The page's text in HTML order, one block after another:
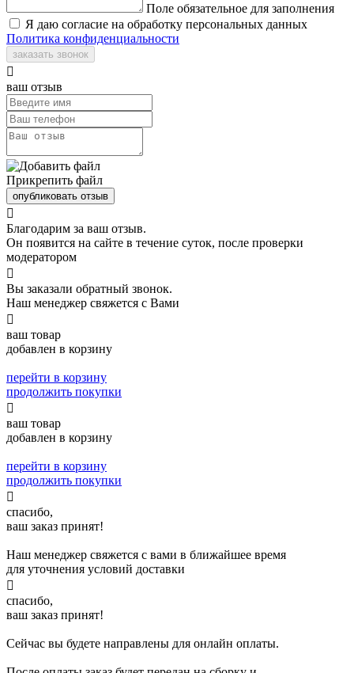
Поле обязательное для заполнения
Я даю согласие на обработку персональных данных
Политика конфиденциальности
заказать звонок

ваш отзыв
Прикрепить файл
опубликовать отзыв

Благодарим за ваш отзыв.
Он появится на сайте в течение суток, после проверки
модератором

Вы заказали обратный звонок.
Наш менеджер свяжется с Вами

ваш товар
добавлен в корзину
перейти в корзину
продолжить покупки

ваш товар
добавлен в корзину
перейти в корзину
продолжить покупки

спасибо,
ваш заказ принят!
Наш менеджер свяжется с вами в ближайшее время
для уточнения условий доставки

спасибо,
ваш заказ принят!
Сейчас вы будете направлены для онлайн оплаты.